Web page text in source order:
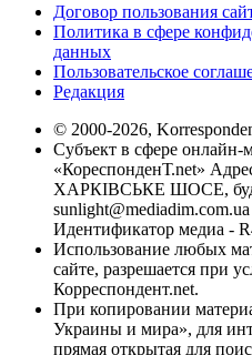
Договор пользования
Политика в сфере
данных
Пользовательское
Редакция
© 2000-2026,
Субъект в сфере онлайн-
«КореспонденТ.net»
ХАРКІВСЬКЕ ШОСЕ,
sunlight@mediadim.com.ua
Идентификатор медиа -
Использование любых
сайте, разрешается при
Корреспондент.net.
При копировании
Украины и мира», для
прямая открытая для